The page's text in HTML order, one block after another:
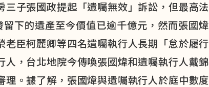
子張國政提起「遺囑無效」訴訟，但最高法
下的遺產至今價值已逾千億元，然而張國煒
臣柯麗卿等四名遺囑執行人長期「怠於履行
，台北地院今傳喚張國煒和遺囑執行人戴錦
。據了解，張國煒與遺囑執行人於庭中數度